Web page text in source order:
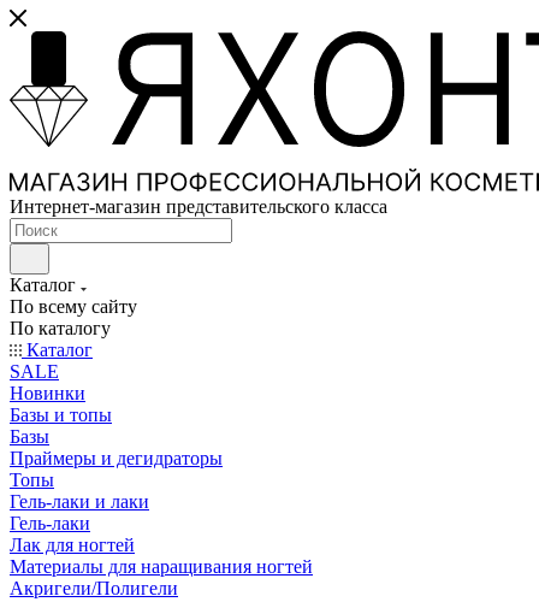
Интернет-магазин представительского класса
Каталог
По всему сайту
По каталогу
Каталог
SALE
Новинки
Базы и топы
Базы
Праймеры и дегидраторы
Топы
Гель-лаки и лаки
Гель-лаки
Лак для ногтей
Материалы для наращивания ногтей
Акригели/Полигели